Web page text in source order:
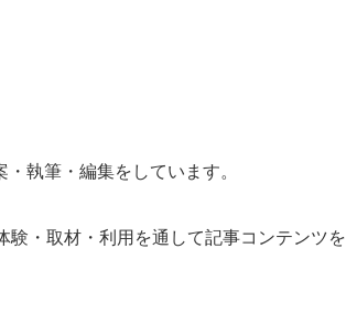
執筆・編集をしています。
・取材・利用を通して記事コンテンツを